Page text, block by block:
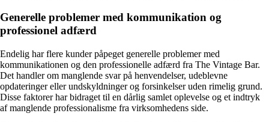
Generelle problemer med kommunikation og
professionel adfærd
Endelig har flere kunder påpeget generelle problemer med
kommunikationen og den professionelle adfærd fra The Vintage Bar.
Det handler om manglende svar på henvendelser, udeblevne
opdateringer eller undskyldninger og forsinkelser uden rimelig grund.
Disse faktorer har bidraget til en dårlig samlet oplevelse og et indtryk
af manglende professionalisme fra virksomhedens side.